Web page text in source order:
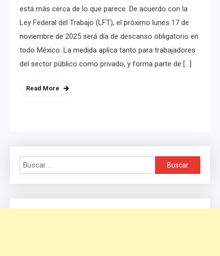
está más cerca de lo que parece. De acuerdo con la
Ley Federal del Trabajo (LFT), el próximo lunes 17 de
noviembre de 2025 será día de descanso obligatorio en
todo México. La medida aplica tanto para trabajadores
del sector público como privado, y forma parte de […]
Read More
Buscar: